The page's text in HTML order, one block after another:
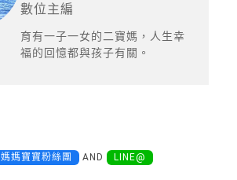
數位主編
育有一子一女的二寶媽，人生幸
福的回憶都與孩子有關。
媽媽寶寶粉絲團 AND LINE@